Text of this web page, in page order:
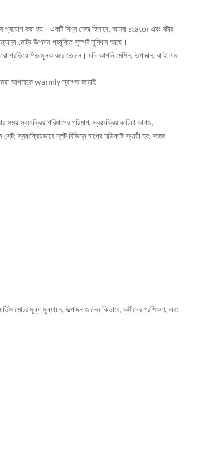
করা হয়। একটি বিশ্ব নেতা হিসাবে, আমরা stator এবং রটার
মোটর উত্পাদন প্রযুক্তি সুস্পষ্ট সুবিধার আছে।
আরো প্রতিযোগিতামূলক করে তোলে। যদি আপনি মেশিন, উপাদান, বা ই এম
আমরা আপনাকে warmly স্বাগত জানাই
স্বয়ংক্রিয় পরিমাপের পরিমাপ, স্বয়ংক্রিয় কাটিয়া কাগজ,
স্বয়ংক্রিয়ভাবে স্লট বিভিন্ন মাপের মডিফাই স্থায়ী হয়; সহজ
মোটর মূল্য মূল্যায়ন, উত্পাদন জানেন কিভাবে, কর্মীদের প্রশিক্ষণ, এবং